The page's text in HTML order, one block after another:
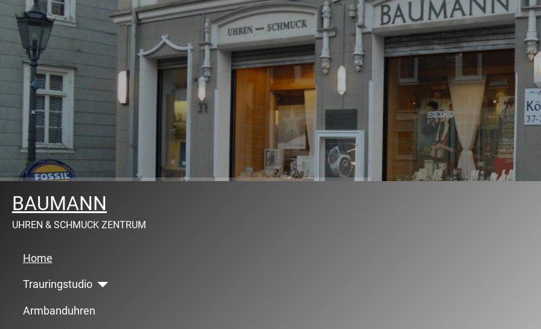
BAUMANN
UHREN & SCHMUCK ZENTRUM
Home
Trauringstudio
Armbanduhren